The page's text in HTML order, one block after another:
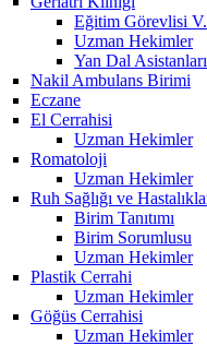
Eğitim Görevlisi V.
Uzman Hekimler
Yan Dal Asistanları
Nakil Ambulans Birimi
Eczane
El Cerrahisi
Uzman Hekimler
Romatoloji
Uzman Hekimler
Ruh Sağlığı ve
Birim Tanıtımı
Birim Sorumlusu
Uzman Hekimler
Plastik Cerrahi
Uzman Hekimler
Göğüs Cerrahisi
Uzman Hekimler